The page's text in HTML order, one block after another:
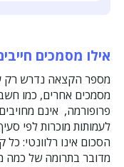
אילו מסמכים
מספר הקצאה נדרש רק
מסמכים אחרים, כמו
פרופורמה, אינם
הסכום אינו רלוונטי:
מדובר בתרומה של כמה